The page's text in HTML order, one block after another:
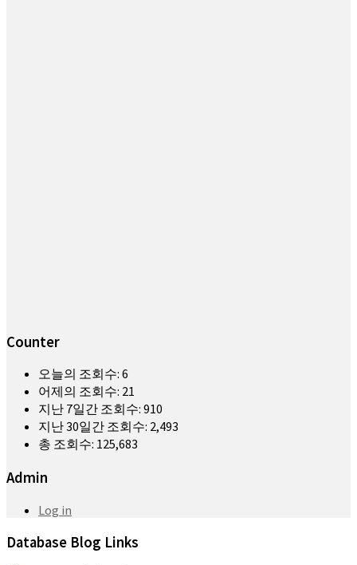
Counter
오늘의 조회수: 6
어제의 조회수: 21
지난 7일간 조회수: 910
지난 30일간 조회수: 2,493
총 조회수: 125,683
Admin
Log in
Database Blog Links